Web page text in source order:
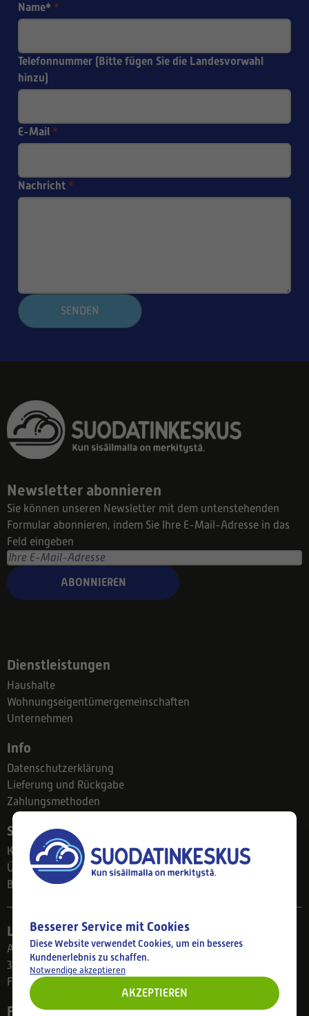
Name* *
Telefonnummer (Bitte fügen Sie die Landesvorwahl
hinzu)
E-Mail *
Nachricht *
SENDEN
Newsletter abonnieren
Sie können unseren Newsletter mit dem untenstehenden
Formular abonnieren, indem Sie Ihre E-Mail-Adresse in das
Feld eingeben
ABONNIEREN
Dienstleistungen
Haushalte
Wohnungseigentümergemeinschaften
Unternehmen
Info
Datenschutzerklärung
Lieferung und Rückgabe
Zahlungsmethoden
Suodatinkeskus
Kontakt
Über uns
Blog
Ladengeschäft
Ahlmanintie 61
33800 Tampere
Finnland
Folgen Sie uns
Besserer Service mit Cookies
Diese Website verwendet Cookies, um ein besseres
Kundenerlebnis zu schaffen.
Notwendige akzeptieren
AKZEPTIEREN